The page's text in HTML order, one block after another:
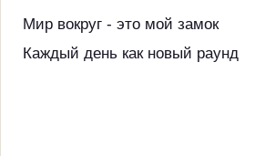
Мир вокруг - это мой замок
Каждый день как новый раунд